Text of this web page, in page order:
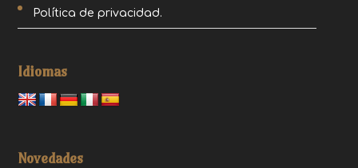
Política de privacidad.
Idiomas
Novedades